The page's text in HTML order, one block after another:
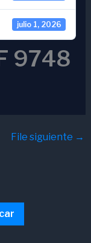
julio 1, 2026
9748
File siguiente →